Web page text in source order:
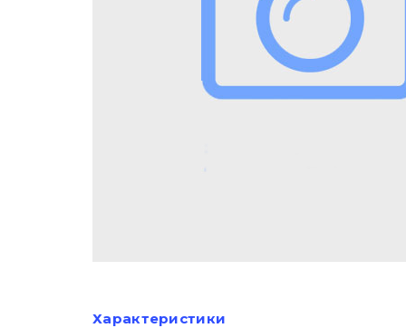
Характеристики